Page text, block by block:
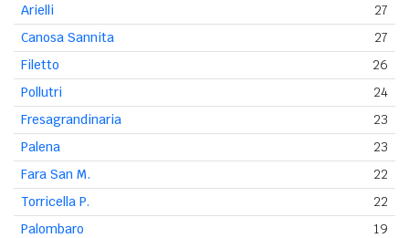
Arielli
27
Canosa Sannita
27
Filetto
26
Pollutri
24
Fresagrandinaria
23
Palena
23
Fara San M.
22
Torricella P.
22
Palombaro
19